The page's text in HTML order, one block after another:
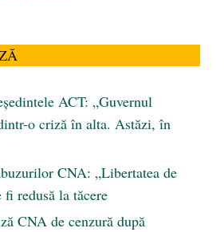
ACT: „Guvernul
o criză în alta. Astăzi, în
CNA: „Libertatea de
redusă la tăcere
CNA de cenzură după